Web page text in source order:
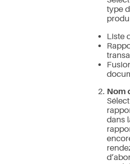
type
Liste
Nom
dans